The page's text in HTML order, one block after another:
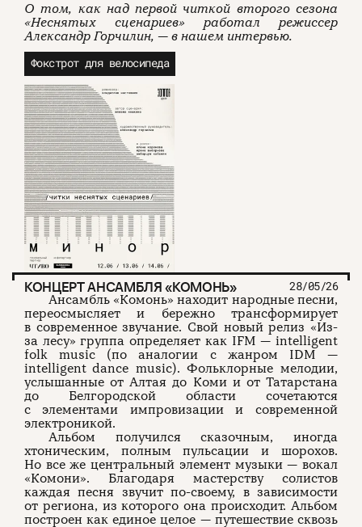
О том, как над первой читкой второго сезона
«Неснятых сценариев» работал режиссер
Александр Горчилин, — в нашем интервью.
Фокстрот для велосипеда
КОНЦЕРТ АНСАМБЛЯ «КОМОНЬ» 28/05/26
Ансамбль «Комонь» находит народные песни,
переосмысляет и бережно трансформирует
в современное звучание. Свой новый релиз «Из-
за лесу» группа определяет как IFM — intelligent
folk music (по аналогии с жанром IDM —
intelligent dance music). Фольклорные мелодии,
услышанные от Алтая до Коми и от Татарстана
до Белгородской области сочетаются
с элементами импровизации и современной
электроникой.
Альбом получился сказочным, иногда
хтоническим, полным пульсации и шорохов.
Но все же центральный элемент музыки — вокал
«Комони». Благодаря мастерству солистов
каждая песня звучит по-своему, в зависимости
от региона, из которого она происходит. Альбом
построен как единое целое — путешествие сквозь